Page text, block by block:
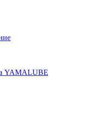
YAMALUBE